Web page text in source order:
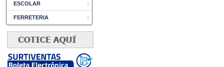
ESCOLAR
FERRETERIA